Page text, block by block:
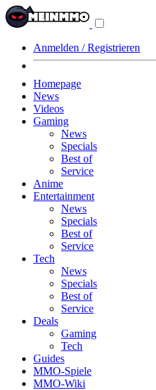
Anmelden / Registrieren
Homepage
News
Videos
Gaming
News
Specials
Best of
Service
Anime
Entertainment
News
Specials
Best of
Service
Tech
News
Specials
Best of
Service
Deals
Gaming
Tech
Guides
MMO-Spiele
MMO-Wiki